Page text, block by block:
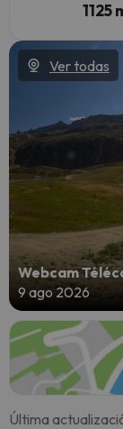
1125
Ver todas
Webcam
9 ago 2026
Última